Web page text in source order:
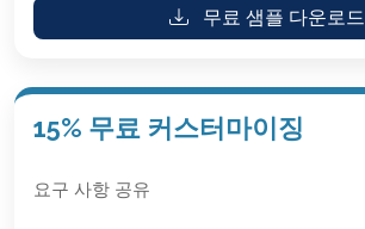
무료 샘플 다운로드
15% 무료 커스터마이징
요구 사항 공유